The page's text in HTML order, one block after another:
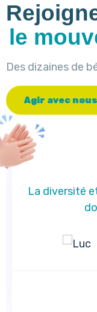
le
Des dizaines de
Agir avec nous
La diversité